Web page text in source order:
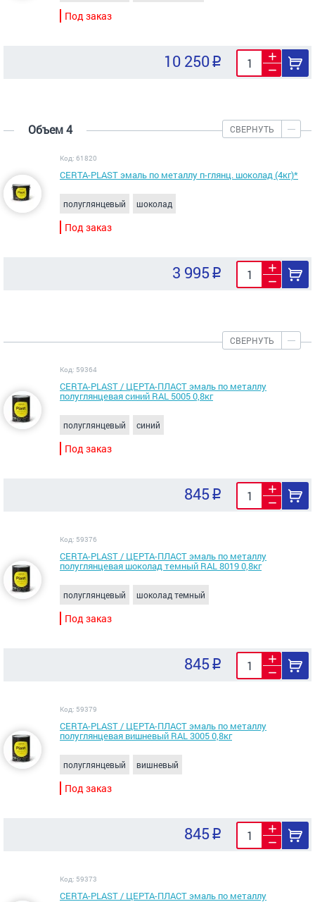
Под заказ
10 250
Объем 4 СВЕРНУТЬ
Код: 61820
CERTA-PLAST эмаль по металлу п-глянц. шоколад (4кг)*
полуглянцевый шоколад
Под заказ
3 995
СВЕРНУТЬ
Код: 59364
CERTA-PLAST / ЦЕРТА-ПЛАСТ эмаль по металлу
полуглянцевая синий RAL 5005 0,8кг
полуглянцевый синий
Под заказ
845
Код: 59376
CERTA-PLAST / ЦЕРТА-ПЛАСТ эмаль по металлу
полуглянцевая шоколад темный RAL 8019 0,8кг
полуглянцевый шоколад темный
Под заказ
845
Код: 59379
CERTA-PLAST / ЦЕРТА-ПЛАСТ эмаль по металлу
полуглянцевая вишневый RAL 3005 0,8кг
полуглянцевый вишневый
Под заказ
845
Код: 59373
CERTA-PLAST / ЦЕРТА-ПЛАСТ эмаль по металлу